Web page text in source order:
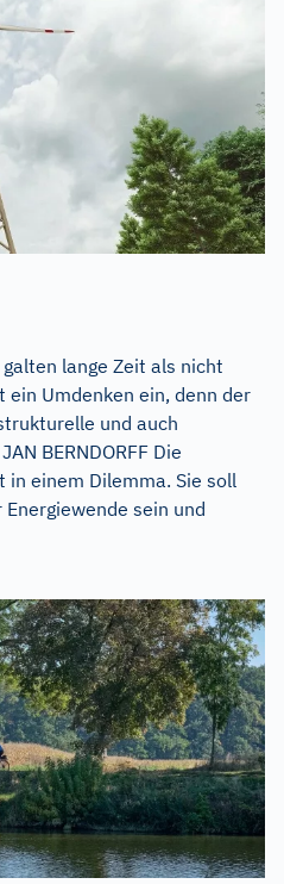
lange Zeit als nicht
ein Umdenken ein, denn der
und auch
BERNDORFF Die
einem Dilemma. Sie soll
sein und